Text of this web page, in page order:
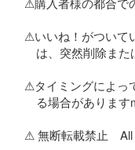
⚠︎いいね！がついて
は、突然削除また
⚠︎タイミングによっ
る場合があります
⚠︎ 無断転載禁止　All